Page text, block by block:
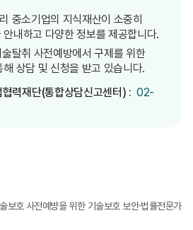
중소기업의 지식재산이 소중히
내하고 다양한 정보를 제공합니다.
탈취 사전예방에서 구제를 위한
상담 및 신청을 받고 있습니다.
협력재단(통합상담신고센터) : 02-
보호 사전예방을 위한 기술보호 보안·법률전문가